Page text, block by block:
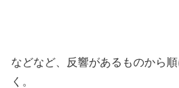
などなど、反響があるものから
く。